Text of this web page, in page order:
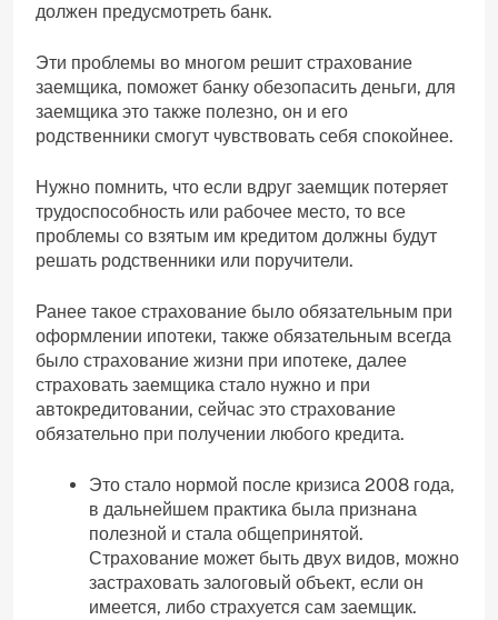
должен предусмотреть банк.
Эти проблемы во многом решит страхование
заемщика, поможет банку обезопасить деньги, для
заемщика это также полезно, он и его
родственники смогут чувствовать себя спокойнее.
Нужно помнить, что если вдруг заемщик потеряет
трудоспособность или рабочее место, то все
проблемы со взятым им кредитом должны будут
решать родственники или поручители.
Ранее такое страхование было обязательным при
оформлении ипотеки, также обязательным всегда
было страхование жизни при ипотеке, далее
страховать заемщика стало нужно и при
автокредитовании, сейчас это страхование
обязательно при получении любого кредита.
Это стало нормой после кризиса 2008 года,
в дальнейшем практика была признана
полезной и стала общепринятой.
Страхование может быть двух видов, можно
застраховать залоговый объект, если он
имеется, либо страхуется сам заемщик.